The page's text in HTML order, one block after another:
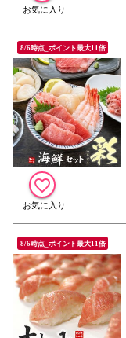
8/6時点_ポイント最大11倍
8/6時点_ポイント最大11倍